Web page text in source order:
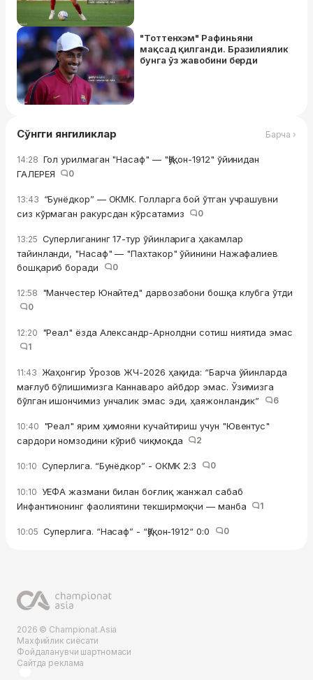
"Тоттенхэм" Рафиньяни
мақсад қилганди. Бразилиялик
бунга ўз жавобини берди
Сўнгги янгиликлар Барча ›
14:28 Гол урилмаган "Насаф" — "Қўқон-1912" ўйинидан
ГАЛЕРЕЯ
0
13:43 “Бунёдкор” — ОКМК. Голларга бой ўтган учрашувни
сиз кўрмаган ракурсдан кўрсатамиз
0
13:25 Суперлиганинг 17-тур ўйинларига ҳакамлар
тайинланди, "Насаф" — "Пахтакор" ўйинини Нажафалиев
бошқариб боради
0
12:58 "Манчестер Юнайтед" дарвозабони бошқа клубга ўтди
0
12:20 "Реал" ёзда Александр-Арнолдни сотиш ниятида эмас
1
11:43 Жаҳонгир Ўрозов ЖЧ-2026 ҳақида: “Барча ўйинларда
мағлуб бўлишимизга Каннаваро айбдор эмас. Ўзимизга
бўлган ишончимиз унчалик эмас эди, ҳаяжонландик”
6
10:40 "Реал" ярим ҳимояни кучайтириш учун "Ювентус"
сардори номзодини кўриб чиқмоқда
2
10:10 Суперлига. “Бунёдкор” - ОКМК 2:3 0
10:10 УЕФА жазмани билан боғлиқ жанжал сабаб
Инфантинонинг фаолиятини текширмоқчи — манба
1
10:05 Суперлига. “Насаф” - “Қўқон-1912“ 0:0 0
2026 © Championat.Asia
Махфийлик сиёсати
Фойдаланувчи шартномаси
Сайтда реклама